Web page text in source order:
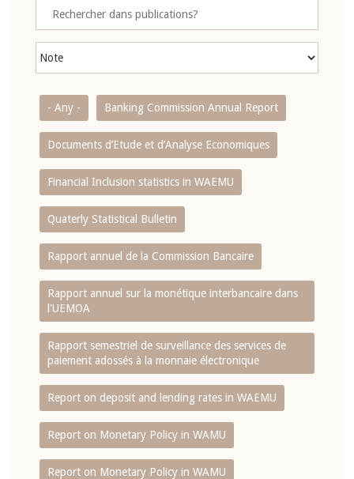
- Any - Banking Commission Annual Report
Documents d’Etude et d’Analyse Economiques
Financial Inclusion statistics in WAEMU
Quaterly Statistical Bulletin
Rapport annuel de la Commission Bancaire
Rapport annuel sur la monétique interbancaire dans
l'UEMOA
Rapport semestriel de surveillance des services de
paiement adossés à la monnaie électronique
Report on deposit and lending rates in WAEMU
Report on Monetary Policy in WAMU
Report on Monetary Policy in WAMU